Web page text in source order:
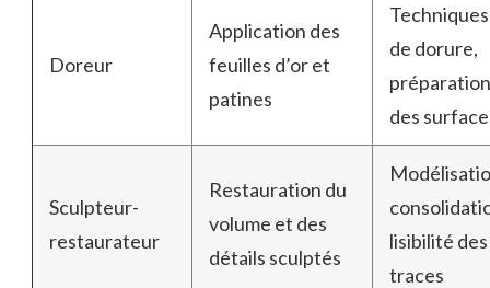
Doreur
Application des
feuilles d’or et
patines
Techniques
de dorure,
préparation
des
Sculpteur-
restaurateur
Restauration du
volume et des
détails sculptés
lisibilité des
traces